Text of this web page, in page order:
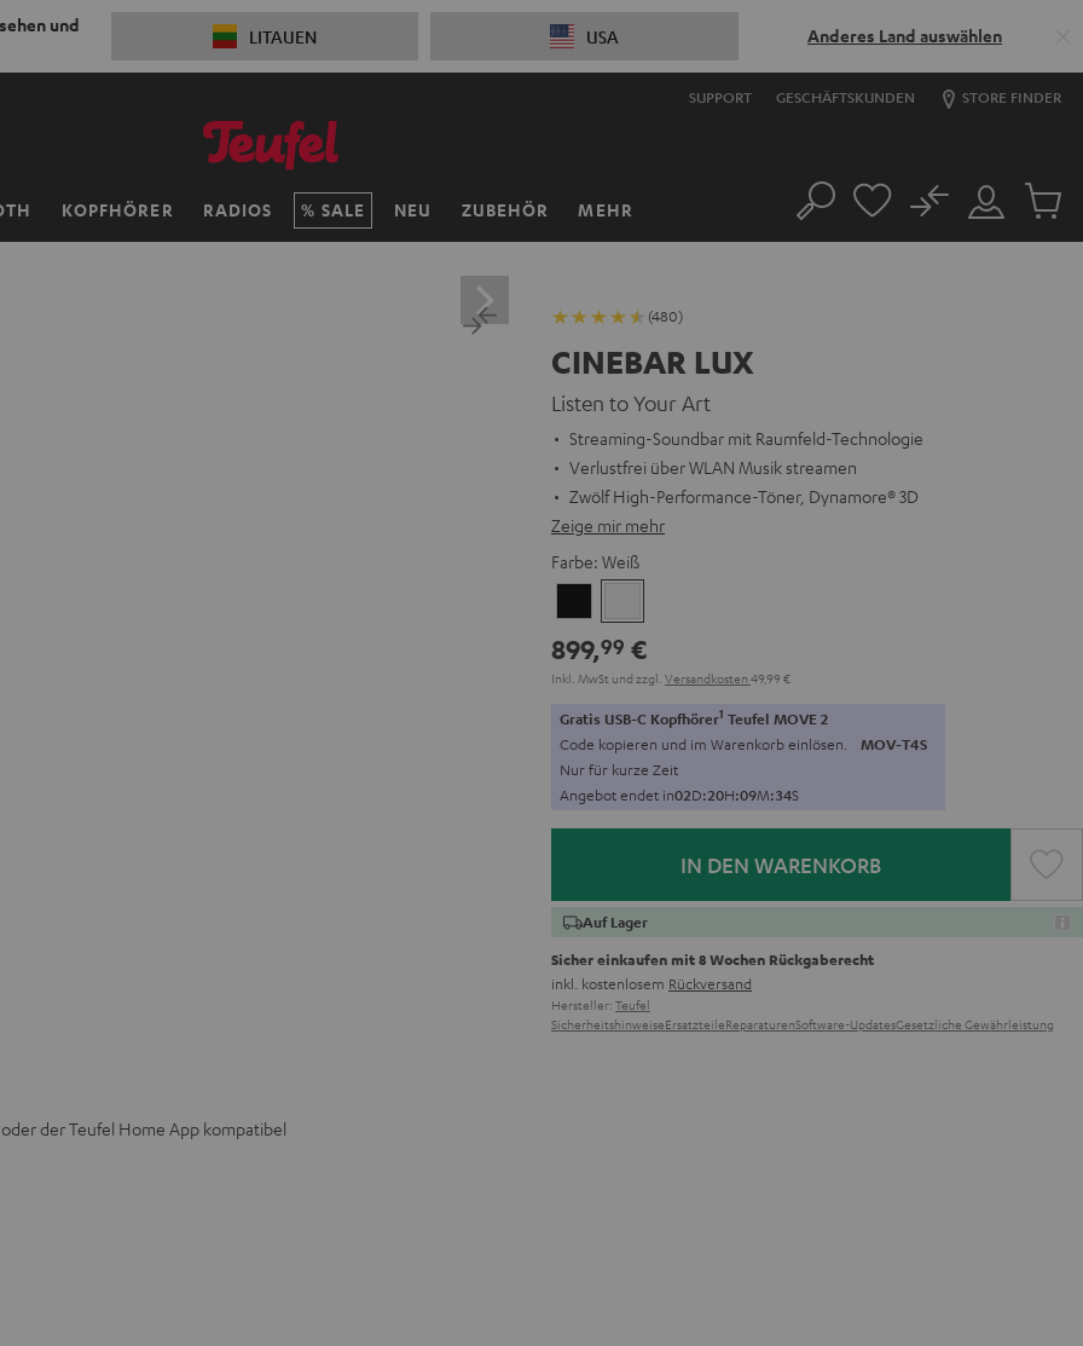
und
LITAUEN USA Anderes Land auswählen
SUPPORT GESCHÄFTSKUNDEN STORE FINDER
KOPFHÖRER RADIOS SALE NEU ZUBEHÖR MEHR Suche
Mein
Konto
No
Artikel
(480)
CINEBAR LUX
Listen to Your Art
Streaming-Soundbar mit Raumfeld-Technologie
Verlustfrei über WLAN Musik streamen
Zwölf High-Performance-Töner, Dynamore® 3D
Zeige mir mehr
Farbe: Weiß
899,99 €
Inkl. MwSt und zzgl. Versandkosten 49,99 €
Gratis USB-C Kopfhörer1 Teufel MOVE 2
Code kopieren und im Warenkorb einlösen. MOV-T4S
Nur für kurze Zeit
Angebot endet in02D:20H:09M:33S
IN DEN WARENKORB
Auf Lager
Sicher einkaufen mit 8 Wochen Rückgaberecht
inkl. kostenlosem Rückversand
Hersteller: Teufel
SicherheitshinweiseErsatzteileReparaturenSoftware-UpdatesGesetzliche Gewährleistung
der Teufel Home App kompatibel